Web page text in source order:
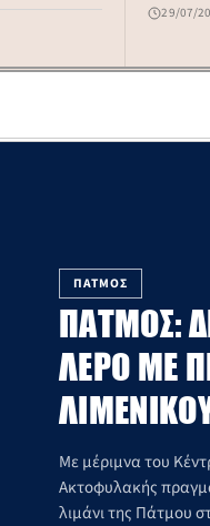
29/07/
ΠΑΤΜΟΣ
ΠΆΤΜΟΣ:
ΛΈΡΟ ΜΕ
Με μέριμνα του
Ακτοφυλακής
λιμάνι της Πάτμου